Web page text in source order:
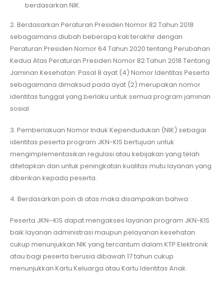
berdasarkan NIK.
2. Berdasarkan Peraturan Presiden Nomor 82 Tahun 2018
sebagaimana diubah beberapa kali terakhir dengan
Peraturan Presiden Nomor 64 Tahun 2020 tentang Perubahan
Kedua Atas Peraturan Presiden Nomor 82 Tahun 2018 Tentang
Jaminan Kesehatan: Pasal 8 ayat (4) Nomor Identitas Peserta
sebagaimana dimaksud pada ayat (2) merupakan nomor
identitas tunggal yang berlaku untuk semua program jaminan
sosial.
3. Pemberlakuan Nomor Induk Kependudukan (NIK) sebagai
identitas peserta program JKN-KIS bertujuan untuk
mengimplementasikan regulasi atau kebijakan yang telah
ditetapkan dan untuk peningkatan kualitas mutu layanan yang
diberikan kepada peserta.
4. Berdasarkan poin di atas maka disampaikan bahwa :
Peserta JKN–KIS dapat mengakses layanan program JKN-KIS
baik layanan administrasi maupun pelayanan kesehatan
cukup menunjukkan NIK yang tercantum dalam KTP Elektronik
atau bagi peserta berusia dibawah 17 tahun cukup
menunjukkan Kartu Keluarga atau Kartu Identitas Anak.